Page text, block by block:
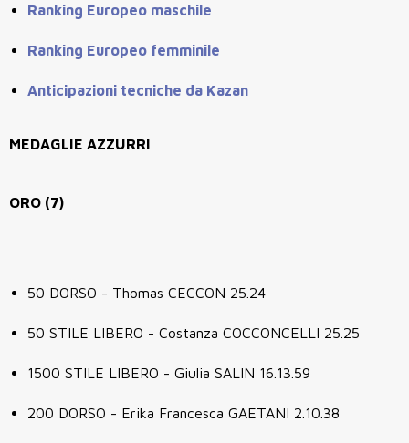
Ranking Europeo maschile
Ranking Europeo femminile
Anticipazioni tecniche da Kazan
MEDAGLIE AZZURRI
ORO (7)
50 DORSO - Thomas CECCON 25.24
50 STILE LIBERO - Costanza COCCONCELLI 25.25
1500 STILE LIBERO - Giulia SALIN 16.13.59
200 DORSO - Erika Francesca GAETANI 2.10.38